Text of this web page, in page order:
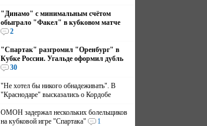
"Динамо" с минимальным счётом
обыграло "Факел" в кубковом матче
2
"Спартак" разгромил "Оренбург" в
Кубке России. Угальде оформил дубль
30
"Не хотел бы никого обнадеживать". В
"Краснодаре" высказались о Кордобе
ОМОН задержал нескольких болельщиков
на кубковой игре "Спартака"
1